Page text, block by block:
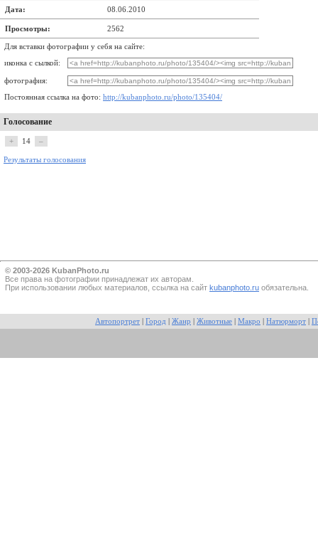
Дата: 08.06.2010
Просмотры: 2562
Для вставки фотографии у себя на сайте:
иконка с сылкой:
фотография:
Постоянная ссылка на фото: http://kubanphoto.ru/photo/135404/
Голосование
+ 14 –
Результаты голосования
© 2003-2026 KubanPhoto.ru
Все прaва на фотографии принадлежат их авторам.
При использовании любых материалов, ссылка на сайт kubanphoto.ru обязательна.
Автопортрет Город Жанр Животные Макро Натюрморт